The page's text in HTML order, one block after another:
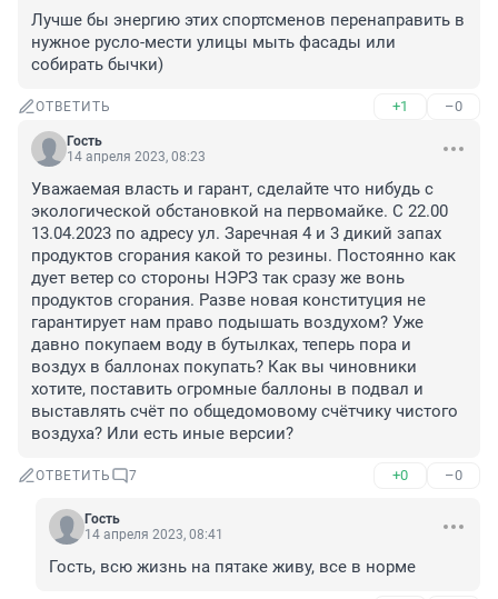
Лучше бы энергию этих спортсменов перенаправить в
нужное русло-мести улицы мыть фасады или
собирать бычки)
ОТВЕТИТЬ +1 –0
Гость
14 апреля 2023, 08:23
Уважаемая власть и гарант, сделайте что нибудь с
экологической обстановкой на первомайке. С 22.00
13.04.2023 по адресу ул. Заречная 4 и 3 дикий запах
продуктов сгорания какой то резины. Постоянно как
дует ветер со стороны НЭРЗ так сразу же вонь
продуктов сгорания. Разве новая конституция не
гарантирует нам право подышать воздухом? Уже
давно покупаем воду в бутылках, теперь пора и
воздух в баллонах покупать? Как вы чиновники
хотите, поставить огромные баллоны в подвал и
выставлять счёт по общедомовому счётчику чистого
воздуха? Или есть иные версии?
ОТВЕТИТЬ 7 +0 –0
Гость
14 апреля 2023, 08:41
Гость, всю жизнь на пятаке живу, все в норме